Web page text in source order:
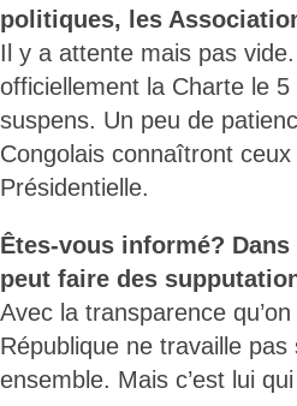
politiques, les
Il y a attente mais pas
officiellement la Charte le
suspens. Un peu de
Congolais connaîtront
Présidentielle.
Êtes-vous informé?
peut faire des
Avec la transparence
République ne travaille
ensemble. Mais c’est lui